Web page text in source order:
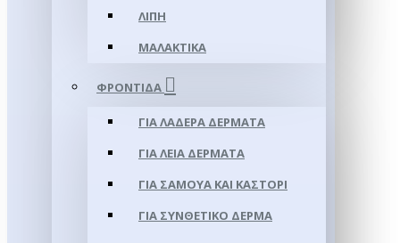
ΛΊΠΗ
ΜΑΛΑΚΤΙΚΆ
ΦΡΟΝΤΊΔΑ
ΓΙΑ ΛΑΔΕΡΆ ΔΈΡΜΑΤΑ
ΓΙΑ ΛΕΊΑ ΔΈΡΜΑΤΑ
ΓΙΑ ΣΑΜΟΥΑ ΚΑΙ ΚΑΣΤΌΡΙ
ΓΙΑ ΣΥΝΘΕΤΙΚΌ ΔΈΡΜΑ